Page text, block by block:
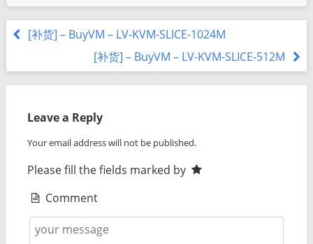
[补货] – BuyVM – LV-KVM-SLICE-1024M
[补货] – BuyVM – LV-KVM-SLICE-512M
Leave a Reply
Your email address will not be published.
Please fill the fields marked by
Comment